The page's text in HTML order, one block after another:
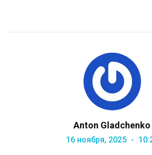
Anton Gladchenko
16 ноября, 2025